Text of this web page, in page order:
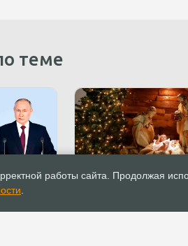
теме
годом и
от
Поздравление с
работы сайта. Продолжая